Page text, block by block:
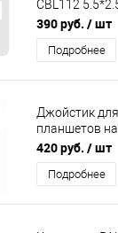
CBL112
120W, 5м
390 руб. / шт
Подробнее
Джойстик
планшетов
. Выполняет
фотокам
420 руб. / шт
Подробнее